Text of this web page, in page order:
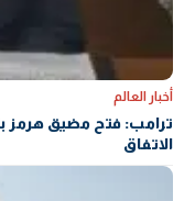
أخبار العالم
ترامب: فتح مضيق هرمز
الاتفاق